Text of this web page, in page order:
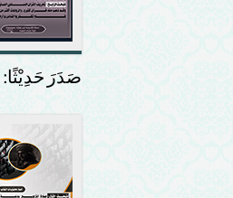
صَدَرَ حَدِيْثًا: